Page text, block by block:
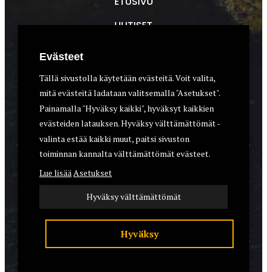
UUTISET
ASEET & OPTIIKKA
VARUSTEET
KOIRAT
YHTEYSTIEDOT
REKISTERISELOSTE
EVÄSTEET
Evästeet
Tällä sivustolla käytetään evästeitä. Voit valita,
mitä evästeitä ladataan valitsemalla "Asetukset".
Painamalla "Hyväksy kaikki", hyväksyt kaikkien
evästeiden latauksen. Hyväksy välttämättömät -
valinta estää kaikki muut, paitsi sivuston
toiminnan kannalta välttämättömät evästeet.
Lue lisääAsetukset
Hyväksy välttämättömät
Hyväksy